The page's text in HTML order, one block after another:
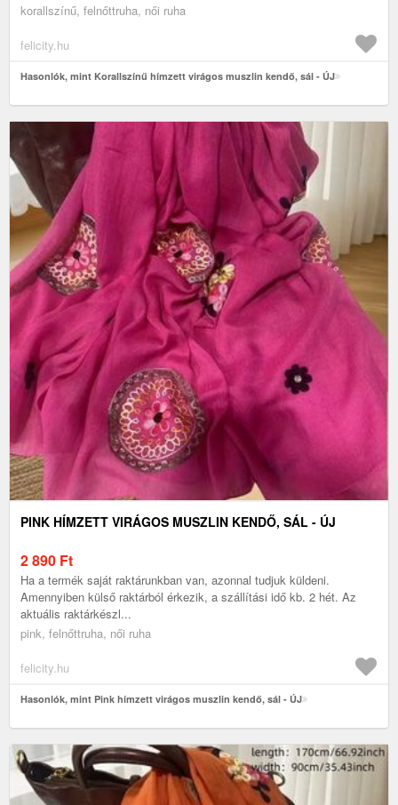
korallszínű, felnőttruha, női ruha
felicity.hu
Hasonlók, mint Korallszínű hímzett virágos muszlin kendő, sál - ÚJ
PINK HÍMZETT VIRÁGOS MUSZLIN KENDŐ, SÁL - ÚJ
2 890 Ft
Ha a termék saját raktárunkban van, azonnal tudjuk küldeni.
Amennyiben külső raktárból érkezik, a szállítási idő kb. 2 hét. Az
aktuális raktárkészl...
pink, felnőttruha, női ruha
felicity.hu
Hasonlók, mint Pink hímzett virágos muszlin kendő, sál - ÚJ